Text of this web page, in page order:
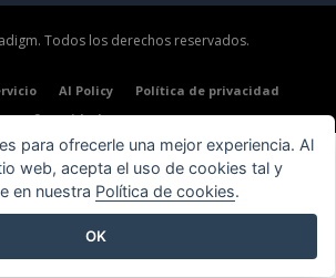
Todos los derechos reservados.
AI Policy
Política de privacidad
Seguridad
para ofrecerle una mejor experiencia. Al
web, acepta el uso de cookies tal y
en nuestra Política de cookies.
OK